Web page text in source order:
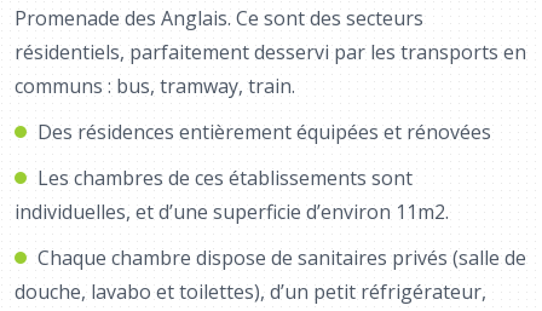
Promenade des Anglais. Ce sont des secteurs
résidentiels, parfaitement desservi par les transports en
communs : bus, tramway, train.
Des résidences entièrement équipées et rénovées
Les chambres de ces établissements sont
individuelles, et d’une superficie d’environ 11m2.
Chaque chambre dispose de sanitaires privés (salle de
douche, lavabo et toilettes), d’un petit réfrigérateur,